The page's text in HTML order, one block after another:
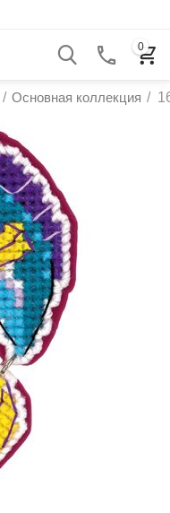
0
/ Основная коллекция /